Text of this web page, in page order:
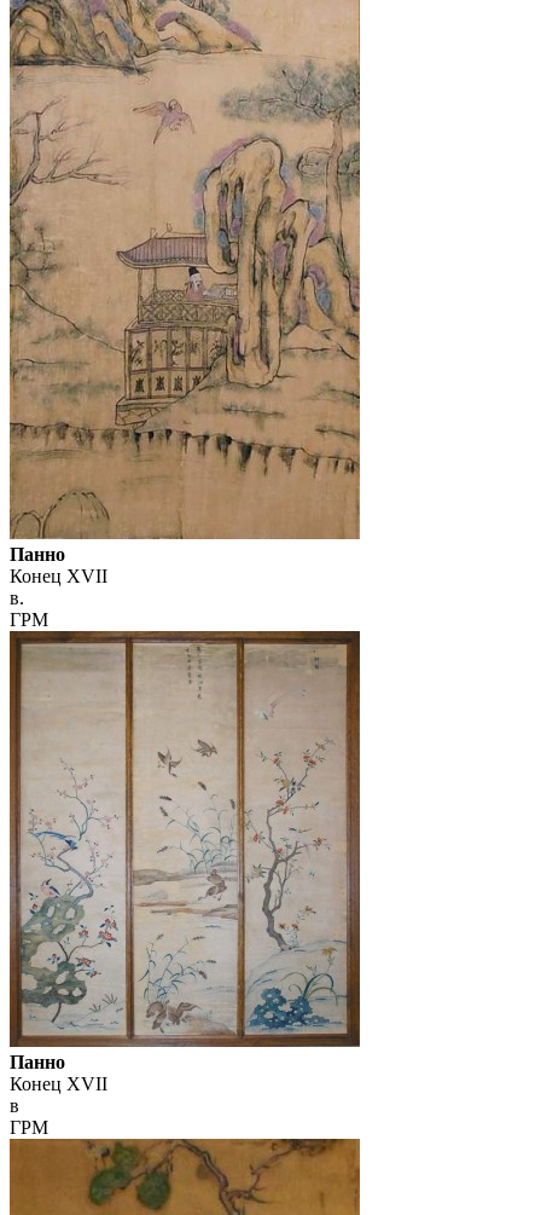
Панно
Конец XVII
в.
ГРМ
Панно
Конец XVII
в
ГРМ